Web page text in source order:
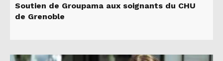
Soutien de Groupama aux soignants du CHU
de Grenoble